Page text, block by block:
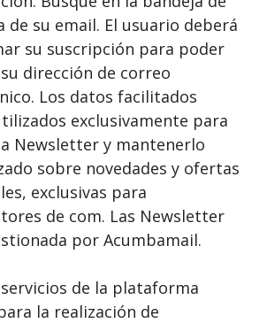
de su email. El usuario deberá
su suscripción para poder
dirección de correo
Los datos facilitados
exclusivamente para
Newsletter y mantenerlo
sobre novedades y ofertas
exclusivas para
de com. Las Newsletter
por Acumbamail.
de la plataforma
la realización de